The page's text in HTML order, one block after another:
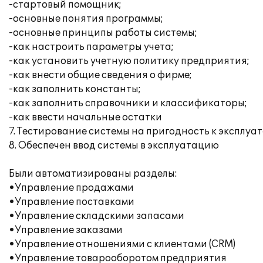
-стартовый помощник;
-основные понятия программы;
-основные принципы работы системы;
-как настроить параметры учета;
-как установить учетную политику предприятия;
-как внести общие сведения о фирме;
-как заполнить константы;
-как заполнить справочники и классификаторы;
-как ввести начальные остатки
7. Тестирование системы на пригодность к
8. Обеспечен ввод системы в эксплуатацию
Были автоматизированы разделы:
•Управление продажами
•Управление поставками
•Управление складскими запасами
•Управление заказами
•Управление отношениями с клиентами (CRM)
•Управление товарооборотом предприятия